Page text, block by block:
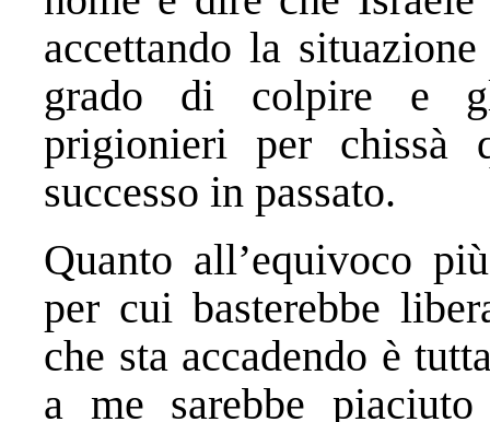
accettando la
grado di colpire e
prigionieri per chissà
successo in passato.
Quanto all’equivoco
per cui basterebbe
che sta accadendo è
a me sarebbe